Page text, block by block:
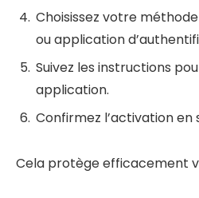
Choisissez votre
ou application
Suivez les instructions
application.
Confirmez l’activation en
Cela protège efficacement